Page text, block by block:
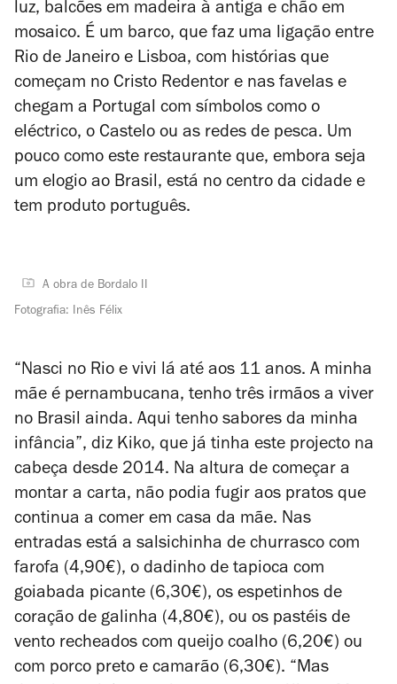
luz, balcões em madeira à antiga e chão em
mosaico. É um barco, que faz uma ligação entre
Rio de Janeiro e Lisboa, com histórias que
começam no Cristo Redentor e nas favelas e
chegam a Portugal com símbolos como o
eléctrico, o Castelo ou as redes de pesca. Um
pouco como este restaurante que, embora seja
um elogio ao Brasil, está no centro da cidade e
tem produto português.
A obra de Bordalo II
Fotografia: Inês Félix
“Nasci no Rio e vivi lá até aos 11 anos. A minha
mãe é pernambucana, tenho três irmãos a viver
no Brasil ainda. Aqui tenho sabores da minha
infância”, diz Kiko, que já tinha este projecto na
cabeça desde 2014. Na altura de começar a
montar a carta, não podia fugir aos pratos que
continua a comer em casa da mãe. Nas
entradas está a salsichinha de churrasco com
farofa (4,90€), o dadinho de tapioca com
goiabada picante (6,30€), os espetinhos de
coração de galinha (4,80€), ou os pastéis de
vento recheados com queijo coalho (6,20€) ou
com porco preto e camarão (6,30€). “Mas